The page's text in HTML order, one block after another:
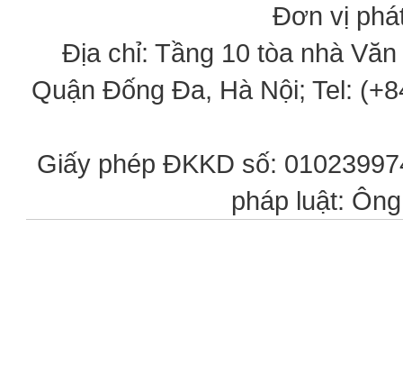
Đơn vị
Địa chỉ: Tầng 10 tòa nhà
Quận Đống Đa, Hà Nội; Tel:
Giấy phép ĐKKD số:
pháp luật: